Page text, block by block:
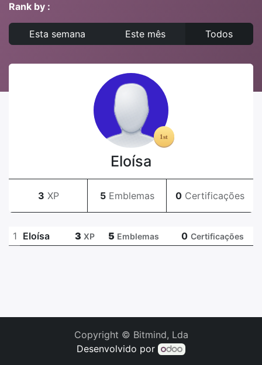
Rank by :
Esta semana Este mês Todos
Eloísa
3 XP 5 Emblemas 0 Certificações
1 Eloísa 3 XP 5 Emblemas 0 Certificações
Copyright © Bitmind, Lda
Desenvolvido por